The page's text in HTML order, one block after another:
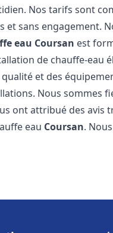
Nos tarifs sont
et sans engagement.
eau Coursan est
de chauffe-eau
et des
Nous sommes
ont attribué des avis
eau Coursan.